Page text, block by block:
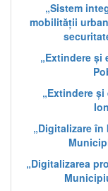
„Sistem
mobilității
„Extindere și
„Extindere
„Digitalizare
„Digitalizarea